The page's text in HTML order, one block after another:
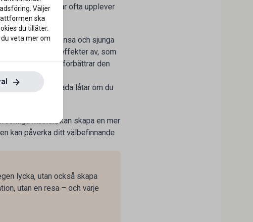
ofta upplever
på musik, dansa och sjunga
positiva effekter av, som
avslappning, förbättrar den
kör, lyssna på glada låtar om du
och dans.
minnen, kan skapa en mer
kan påverka ditt välbefinnande
lycka, utan också skapa
utan en resa – och varje
Väljer
ska
du tillåter.
veta mer om